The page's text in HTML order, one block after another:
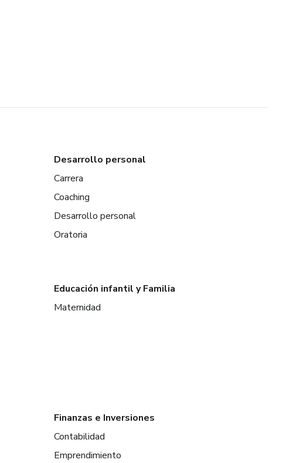
Desarrollo personal
Carrera
Coaching
Desarrollo personal
Oratoria
Educación infantil y Familia
Maternidad
Finanzas e Inversiones
Contabilidad
Emprendimiento